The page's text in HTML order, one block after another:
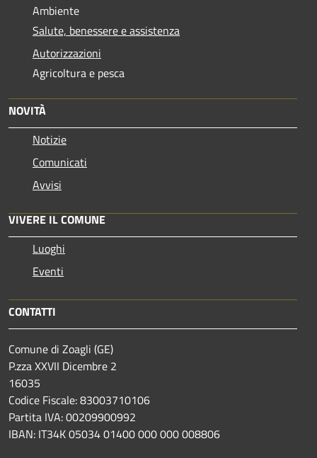
Ambiente
Salute, benessere e assistenza
Autorizzazioni
Agricoltura e pesca
NOVITÀ
Notizie
Comunicati
Avvisi
VIVERE IL COMUNE
Luoghi
Eventi
CONTATTI
Comune di Zoagli (GE)
P.zza XXVII Dicembre 2
16035
Codice Fiscale: 83003710106
Partita IVA: 00209900992
IBAN: IT34K 05034 01400 000 000 008806